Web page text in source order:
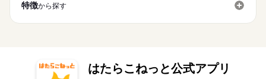
特徴から探す
はたらこねっと公式アプリ